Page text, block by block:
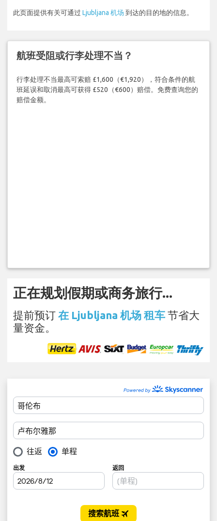
此页面提供有关可通过 Ljubljana 机场 到达的目的地的信息。
航班受阻或行李处理不当？
行李处理不当最高可索赔 £1,600（€1,920），符合条件的航
班延误和取消最高可获得 £520（€600）赔偿。免费查询您的
赔偿金额。
正在规划假期或商务旅行...
提前预订 在 Ljubljana 机场 租车 节省大
量资金。